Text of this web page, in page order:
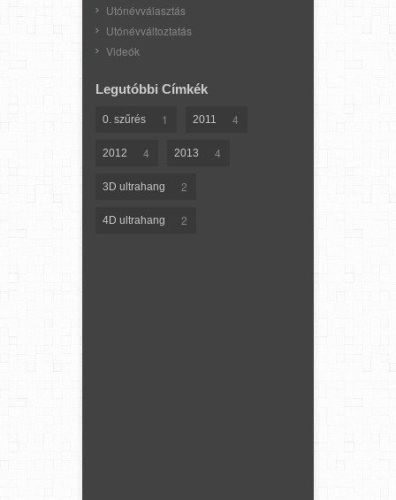
Utónévválasztás
Utónévváltoztatás
Videók
Legutóbbi Címkék
0. szűrés 1 2011 4
2012 4 2013 4
3D ultrahang 2
4D ultrahang 2